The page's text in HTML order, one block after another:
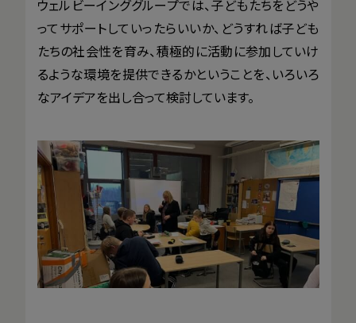
ウェルビーインググループでは、子どもたちをどうや
ってサポートしていったらいいか、どうすれば子ども
たちの社会性を育み、積極的に活動に参加していけ
るような環境を提供できるかということを、いろいろ
なアイデアを出し合って検討しています。